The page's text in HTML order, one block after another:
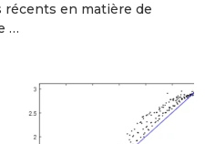
récents en matière de
…